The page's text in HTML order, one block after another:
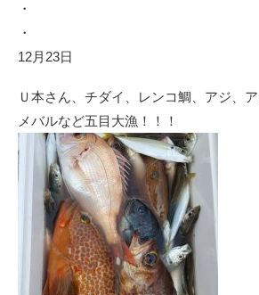
・
・
12月23日
Ｕ本さん、チダイ、レンコ鯛、アジ、
メバルなど五目大漁！！！